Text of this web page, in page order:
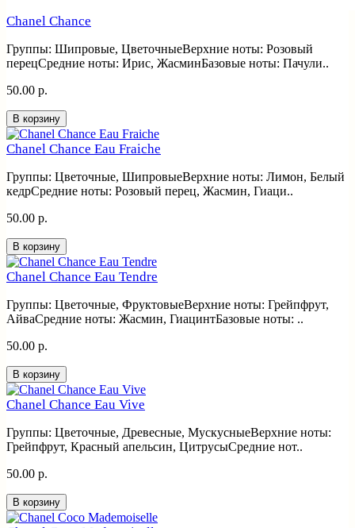
Chanel Chance
Группы: Шипровые, ЦветочныеВерхние ноты: Розовый
перецСредние ноты: Ирис, ЖасминБазовые ноты: Пачули..
50.00 р.
В корзину
Chanel Chance Eau Fraiche
Группы: Цветочные, ШипровыеВерхние ноты: Лимон, Белый
кедрСредние ноты: Розовый перец, Жасмин, Гиаци..
50.00 р.
В корзину
Chanel Chance Eau Tendre
Группы: Цветочные, ФруктовыеВерхние ноты: Грейпфрут,
АйваСредние ноты: Жасмин, ГиацинтБазовые ноты: ..
50.00 р.
В корзину
Chanel Chance Eau Vive
Группы: Цветочные, Древесные, МускусныеВерхние ноты:
Грейпфрут, Красный апельсин, ЦитрусыСредние нот..
50.00 р.
В корзину